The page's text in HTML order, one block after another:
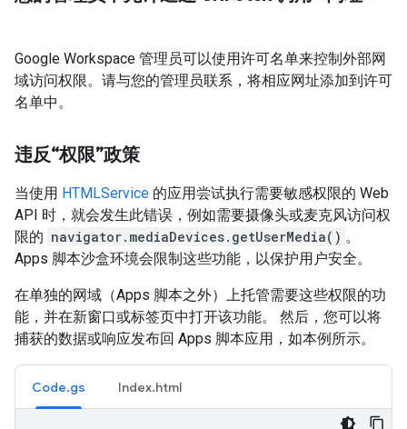
Google Workspace 管理员可以使用许可名单来控制外部网
域访问权限。请与您的管理员联系，将相应网址添加到许可
名单中。
违反“权限”政策
当使用 HTMLService 的应用尝试执行需要敏感权限的 Web
API 时，就会发生此错误，例如需要摄像头或麦克风访问权
限的 navigator.mediaDevices.getUserMedia() 。
Apps 脚本沙盒环境会限制这些功能，以保护用户安全。
在单独的网域（Apps 脚本之外）上托管需要这些权限的功
能，并在新窗口或标签页中打开该功能。 然后，您可以将
捕获的数据或响应发布回 Apps 脚本应用，如本例所示。
Code.gs Index.html